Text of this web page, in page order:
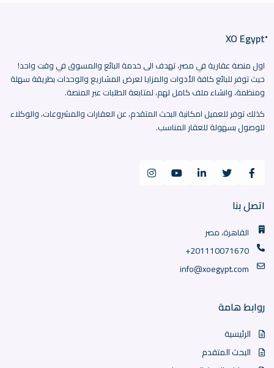
اول منصة عقارية في مصر، تهدف الى خدمة البائع والمسوق في وقت واحد!
حيث توفر للبائع كافة الأدوات والمزايا لعرض المشاريع والوحدات بطريقة سهلة
ومنظمة، وانشاء ملف كامل لهم، لمتابعة الطلبات عبر المنصة.
كذلك توفر للعميل امكانية البحث المتقدم، عن العقارات والمشروعات، والوكلاء
للوصول بسهولة للعقار المناسب.
اتصل بنا
القاهرة، مصر
+201110071670
info@xoegypt.com
روابط هامة
الرئيسية
البحث المتقدم